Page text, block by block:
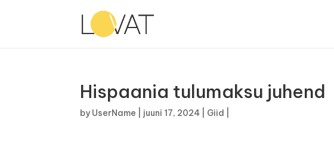
Hispaania tulumaksu juhend
by UserName juuni 17, 2024 Giid